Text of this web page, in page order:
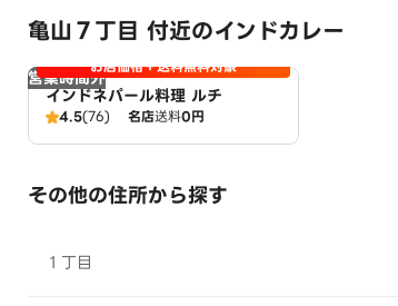
亀山７丁目 付近のインドカレー
営業時間外お店価格＋送料無料対象
インドネパール料理 ルチ
4.5(76) 名店送料0円
その他の住所から探す
１丁目